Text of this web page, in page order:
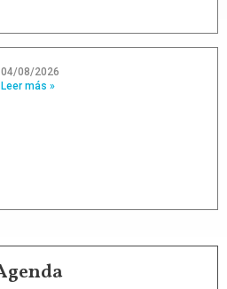
04/08/2026
Leer más »